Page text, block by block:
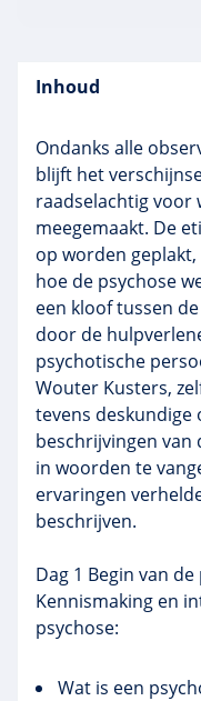
Inhoud
Ondanks alle
blijft het
raadselachtig voor
meegemaakt. De
op worden
hoe de psychose
een kloof tussen
door de
psychotische
Wouter Kusters,
tevens deskundige
beschrijvingen van
in woorden te
ervaringen
beschrijven.
Dag 1 Begin van
Kennismaking en
psychose:
Wat is een